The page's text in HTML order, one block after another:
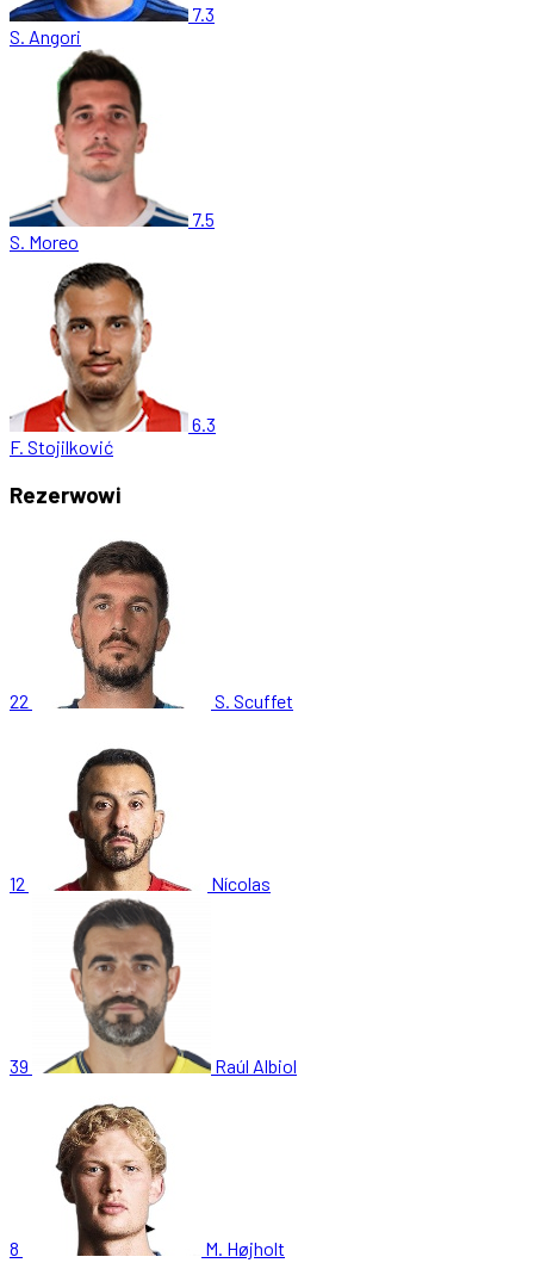
7.3
S. Angori
7.5
S. Moreo
6.3
F. Stojilković
Rezerwowi
22 S. Scuffet
12 Nícolas
39 Raúl Albiol
8
M. Højholt